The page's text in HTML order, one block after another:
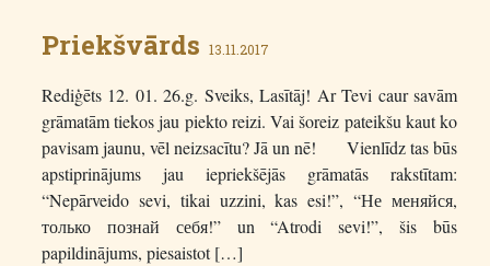
Priekšvārds 13.11.2017
Rediģēts 12. 01. 26.g. Sveiks, Lasītāj! Ar Tevi caur savām
grāmatām tiekos jau piekto reizi. Vai šoreiz pateikšu kaut ko
pavisam jaunu, vēl neizsacītu? Jā un nē! Vienlīdz tas būs
apstiprinājums jau iepriekšējās grāmatās rakstītam:
“Nepārveido sevi, tikai uzzini, kas esi!”, “Не меняйся,
только познай себя!” un “Atrodi sevi!”, šis būs
papildinājums, piesaistot […]